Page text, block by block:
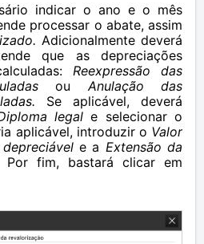
indicar o ano e o mês
processar o abate, assim
Adicionalmente deverá
que as depreciações
Reexpressão das
ou Anulação das
. Se aplicável, deverá
legal e selecionar o
aplicável, introduzir o Valor
e a Extensão da
Por fim, bastará clicar em